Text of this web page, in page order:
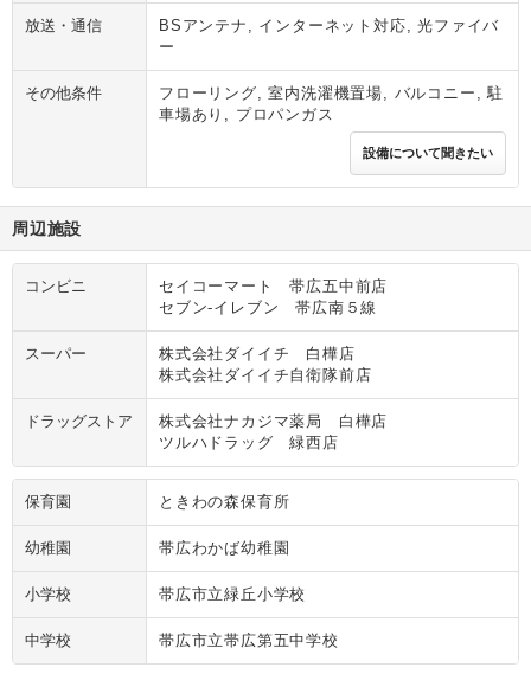
放送・通信
BSアンテナ, インターネット対応, 光ファイバ
ー
その他条件
フローリング, 室内洗濯機置場, バルコニー, 駐
車場あり, プロパンガス
設備について聞きたい
周辺施設
コンビニ
セイコーマート 帯広五中前店
セブン‐イレブン 帯広南５線
スーパー
株式会社ダイイチ 白樺店
株式会社ダイイチ自衛隊前店
ドラッグストア
株式会社ナカジマ薬局 白樺店
ツルハドラッグ 緑西店
保育園 ときわの森保育所
幼稚園 帯広わかば幼稚園
小学校 帯広市立緑丘小学校
中学校 帯広市立帯広第五中学校